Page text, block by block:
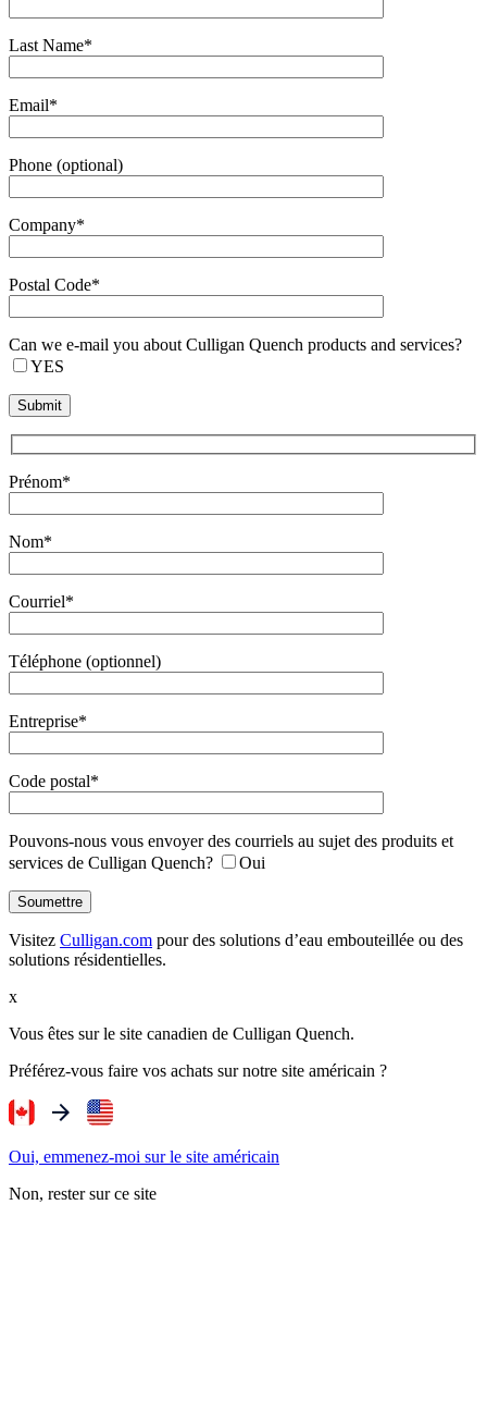
Last Name*
Email*
Phone (optional)
Company*
Postal Code*
Can we e-mail you about Culligan Quench products and services?
YES
Prénom*
Nom*
Courriel*
Téléphone (optionnel)
Entreprise*
Code postal*
Pouvons-nous vous envoyer des courriels au sujet des produits et
services de Culligan Quench?
Oui
Visitez Culligan.com pour des solutions d’eau embouteillée ou des
solutions résidentielles.
x
Vous êtes sur le site canadien de Culligan Quench.
Préférez-vous faire vos achats sur notre site américain ?
Oui, emmenez-moi sur le site américain
Non, rester sur ce site